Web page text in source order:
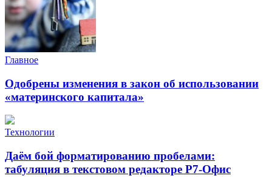
Главное
Одобрены изменения в закон об использовании
«материнского капитала»
Технологии
Даём бой форматированию пробелами:
табуляция в текстовом редакторе Р7-Офис